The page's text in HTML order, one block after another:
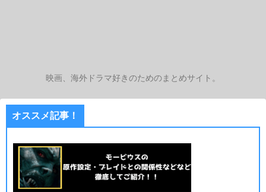
映画、海外ドラマ好きのためのまとめサイト。
オススメ記事！